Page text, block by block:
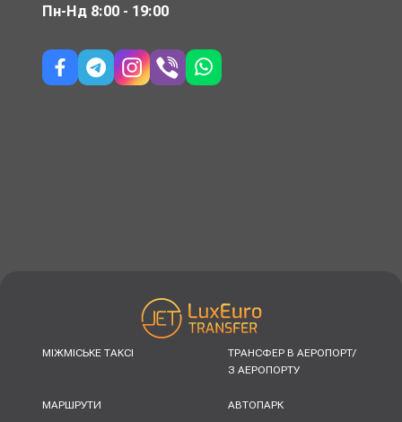
Пн-Нд 8:00 - 19:00
МІЖМІСЬКЕ ТАКСІ
ТРАНСФЕР В АЕРОПОРТ/
З АЕРОПОРТУ
МАРШРУТИ АВТОПАРК